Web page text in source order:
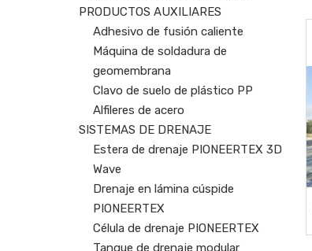
PRODUCTOS AUXILIARES
Adhesivo de fusión caliente
Máquina de soldadura de
geomembrana
Clavo de suelo de plástico PP
Alfileres de acero
SISTEMAS DE DRENAJE
Estera de drenaje PIONEERTEX 3D
Wave
Drenaje en lámina cúspide
PIONEERTEX
Célula de drenaje PIONEERTEX
Tanque de drenaje modular